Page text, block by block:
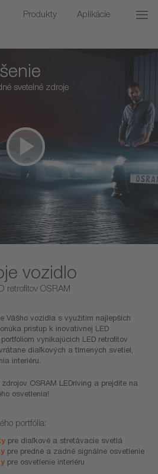
Produkty Aplikácie
svetelné zdroje
vozidlo
retrofitov OSRAM
Vášho vozidla s využitím najlepších
prístup k inovatívnej LED
vynikajúcich LED retrofitov
diaľkových a tlmených svetiel,
interiéru.
OSRAM LEDriving a prejdite na
osvetlenia!
portfólia:
pre diaľkové a stretávacie svetlá
pre predné a zadné signálne osvetlenie
pre osvetlenie interiéru